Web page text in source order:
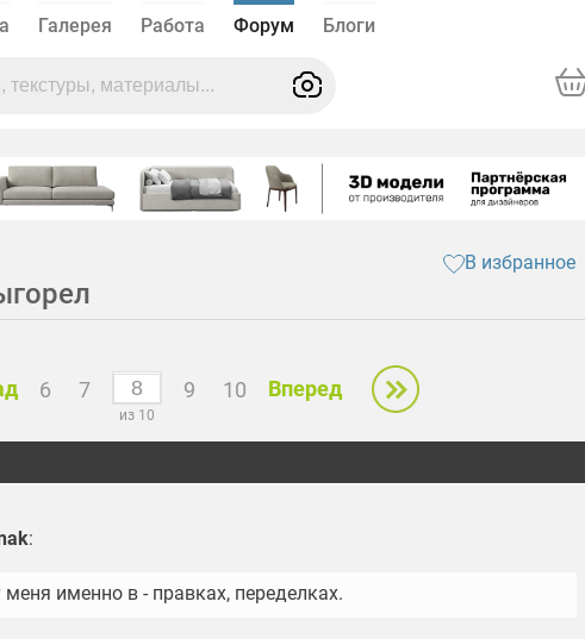
Галерея Работа Форум Блоги
В избранное
6 7
из 10
9 10 Вперед
:
именно в - правках, переделках.